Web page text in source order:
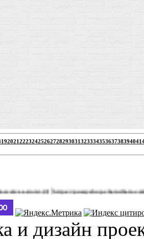
1920212223242526272829303132333435363738394041
(3)|https://pussyshop.chaturbate.com/male-
и дизайн